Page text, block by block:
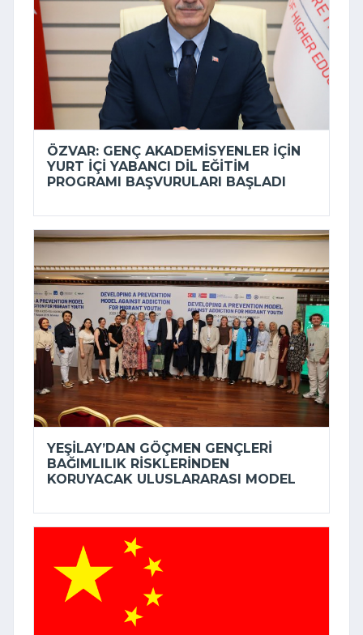
ÖZVAR: GENÇ AKADEMISYENLER IÇIN
YURT IÇI YABANCI DIL EĞITIM
PROGRAMI BAŞVURULARI BAŞLADI
YEŞILAY’DAN GÖÇMEN GENÇLERI
BAĞIMLILIK RISKLERINDEN
KORUYACAK ULUSLARARASI MODEL